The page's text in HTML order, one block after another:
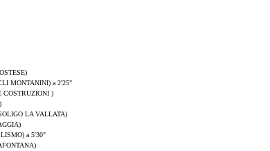
MONTANINI) a 2'25"
COSTRUZIONI )
LA VALLATA)
a 5'30"